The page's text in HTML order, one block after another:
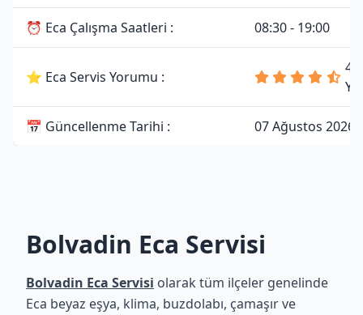
⏰ Eca Çalışma Saatleri : 08:30 - 19:00
⭐ Eca Servis Yorumu :
📅 Güncellenme Tarihi : 07 Ağustos 2026
Bolvadin Eca Servisi
Bolvadin Eca Servisi olarak tüm ilçeler genelinde
Eca beyaz eşya, klima, buzdolabı, çamaşır ve